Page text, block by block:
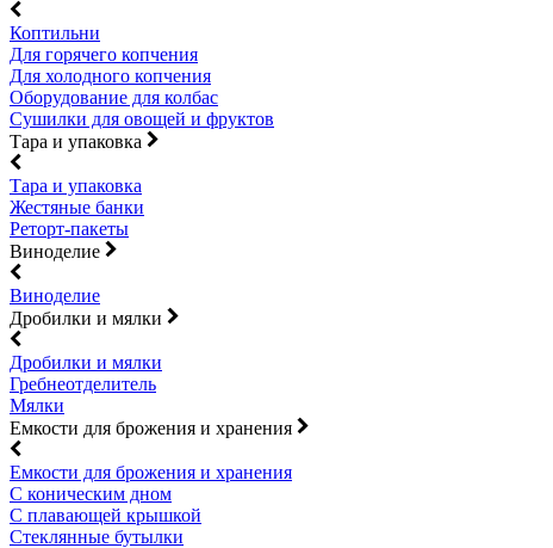
Коптильни
Для горячего копчения
Для холодного копчения
Оборудование для колбас
Сушилки для овощей и фруктов
Тара и упаковка
Тара и упаковка
Жестяные банки
Реторт-пакеты
Виноделие
Виноделие
Дробилки и мялки
Дробилки и мялки
Гребнеотделитель
Мялки
Емкости для брожения и хранения
Емкости для брожения и хранения
С коническим дном
С плавающей крышкой
Стеклянные бутылки